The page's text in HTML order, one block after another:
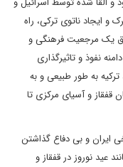
و ایجاد ناتوی ترکی، راه
یک مرجعیت فرهنگی و
نفوذ و تاثیرگذاری
به طور طبیعی و به
قفقاز و آسیای مرکزی تا
ایران و بی دفاع گذاشتن
عید نوروز در قفقاز و